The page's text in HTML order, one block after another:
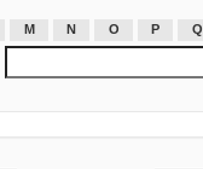
M N O P Q